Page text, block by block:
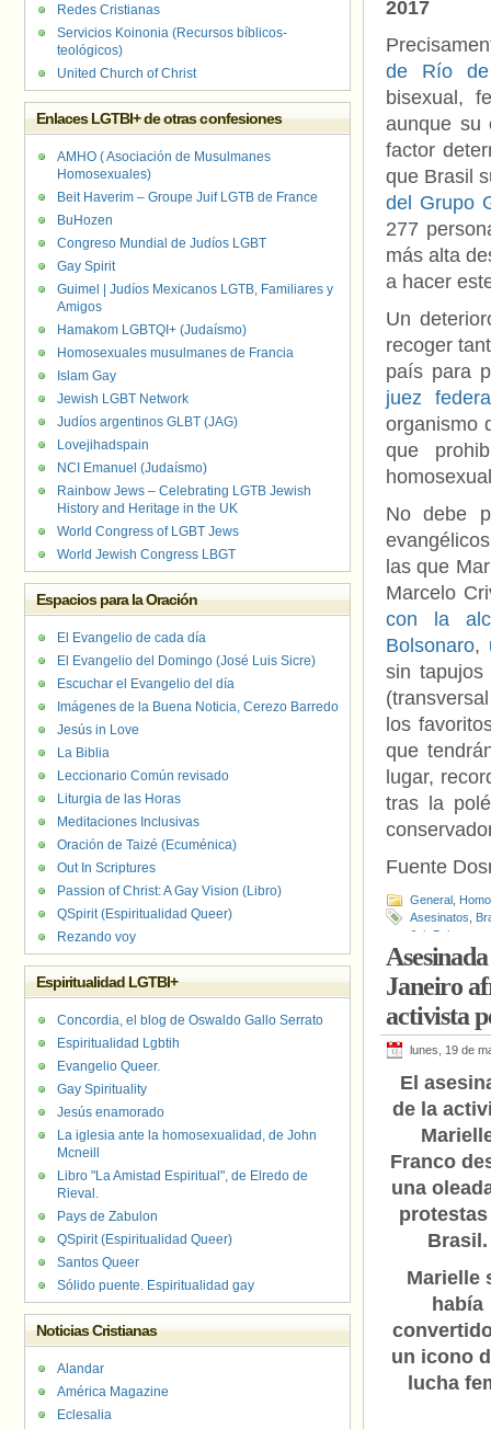
2017
de Río de
bisexual,
aunque su
factor
que Brasil
del Grupo
277
más alta
a hacer
Un
recoger
país para
juez federa
organismo
que
No debe
las que
Marcelo
con la
Bolsonaro,
sin tapujos
los
que
lugar,
tras la
Fuente
General
Asesinatos
Jair Bolsonaro
Janeiro,
Janeiro
activista
lunes, 19 de
El
de la
Franco
una
protestas
Brasil.
Marielle
había
un icono
lucha
Redes Cristianas
Servicios Koinonia (Recursos bíblicos-
teológicos)
United Church of Christ
Enlaces LGTBI+ de otras confesiones
AMHO ( Asociación de Musulmanes
Homosexuales)
Beit Haverim – Groupe Juif LGTB de France
BuHozen
Congreso Mundial de Judíos LGBT
Gay Spirit
Guimel | Judíos Mexicanos LGTB, Familiares y
Amigos
Hamakom LGBTQI+ (Judaísmo)
Homosexuales musulmanes de Francia
Islam Gay
Jewish LGBT Network
Judíos argentinos GLBT (JAG)
Lovejihadspain
NCI Emanuel (Judaísmo)
Rainbow Jews – Celebrating LGTB Jewish
History and Heritage in the UK
World Congress of LGBT Jews
World Jewish Congress LBGT
Espacios para la Oración
El Evangelio de cada día
El Evangelio del Domingo (José Luis Sicre)
Escuchar el Evangelio del día
Imágenes de la Buena Noticia, Cerezo Barredo
Jesús in Love
La Biblia
Leccionario Común revisado
Liturgia de las Horas
Meditaciones Inclusivas
Oración de Taizé (Ecuménica)
Out In Scriptures
Passion of Christ: A Gay Vision (Libro)
QSpirit (Espiritualidad Queer)
Rezando voy
Espiritualidad LGTBI+
Concordia, el blog de Oswaldo Gallo Serrato
Espiritualidad Lgbtih
Evangelio Queer.
Gay Spirituality
Jesús enamorado
La iglesia ante la homosexualidad, de John
Mcneill
Libro "La Amistad Espiritual", de Elredo de
Rieval.
Pays de Zabulon
QSpirit (Espiritualidad Queer)
Santos Queer
Sólido puente. Espiritualidad gay
Noticias Cristianas
Alandar
América Magazine
Eclesalia